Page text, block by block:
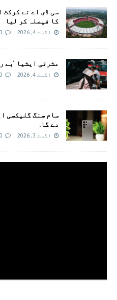
سی ڈی اے نے کرکٹ
کا فیصلہ کر لیا
اگست 4, 2026 1
مشرقی ایشیا ‘بے
اگست 4, 2026 0
دے گا.
اگست 3, 2026 0